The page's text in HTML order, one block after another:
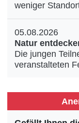
weniger
05.08.2026
Natur
Die jungen
veranstalteten